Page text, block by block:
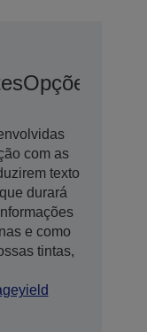
Opções De
com as
texto
durará
e como
tintas,